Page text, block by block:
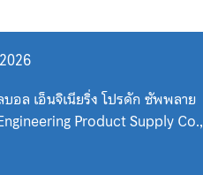
อล เอ็นจิเนียริ่ง โปรดัก ซัพพลาย
Product Supply Co.,